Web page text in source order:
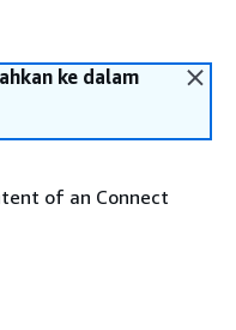
ke dalam
of an Connect